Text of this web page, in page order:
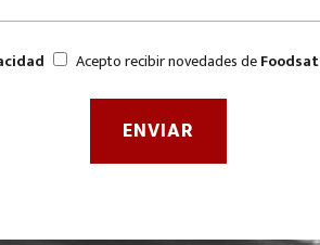
Acepto recibir novedades deFoodsat